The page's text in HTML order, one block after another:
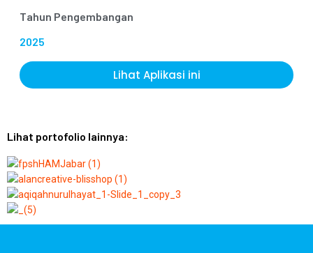
Tahun Pengembangan
2025
Lihat Aplikasi ini
Lihat portofolio lainnya: